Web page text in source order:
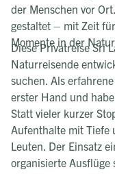
der Menschen vor
gestaltet – mit Zeit
Momente in der Natur.
Diese Privatreise Sri
Naturreisende
suchen. Als
erster Hand und
Statt vieler kurzer
Aufenthalte mit Tiefe
Leuten. Der Einsatz
organisierte Ausflüge